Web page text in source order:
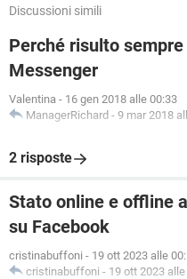
Discussioni simili
Perché risulto
Messenger
Valentina - 16 gen 2018 alle 00:33
ManagerRichard - 9 mar 2018
2 risposte
Stato online e offline
su Facebook
cristinabuffoni - 19 ott 2023 alle
cristinabuffoni - 19 ott 2023